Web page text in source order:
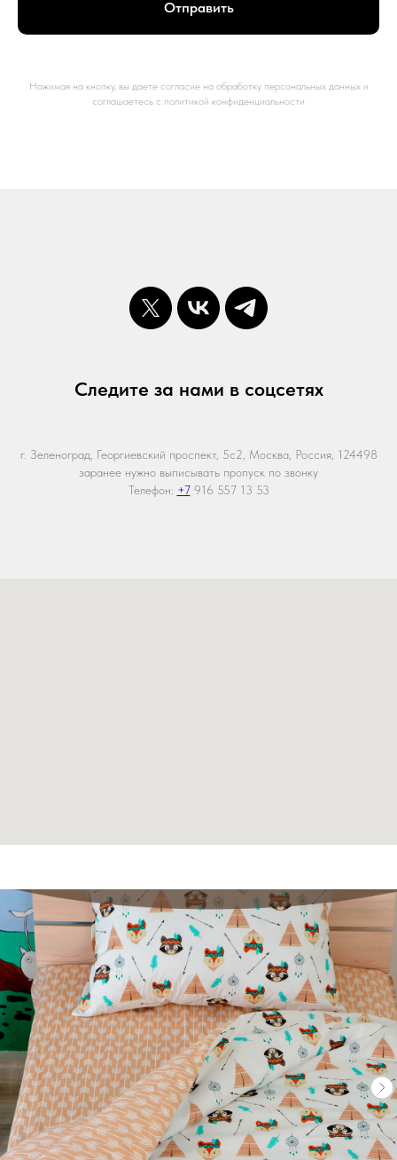
Отправить
Нажимая на кнопку, вы даете согласие на обработку персональных данных и
соглашаетесь c политикой конфиденциальности
Следите за нами в соцсетях
г. Зеленоград, Георгиевский проспект, 5с2, Москва, Россия, 124498
заранее нужно выписывать пропуск по звонку
Телефон: +7916 557 13 53